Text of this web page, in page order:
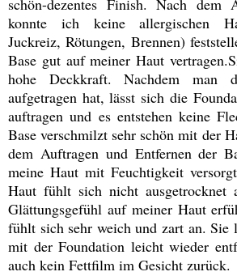
schön-dezentes Finish. Nach dem
konnte ich keine allergischen
Juckreiz, Rötungen, Brennen)
Base gut auf meiner Haut
hohe Deckkraft. Nachdem man
aufgetragen hat, lässt sich die
auftragen und es entstehen keine
Base verschmilzt sehr schön mit der
dem Auftragen und Entfernen der
meine Haut mit Feuchtigkeit
Haut fühlt sich nicht
Glättungsgefühl auf meiner Haut
fühlt sich sehr weich und zart an. Sie
mit der Foundation leicht wieder
auch kein Fettfilm im Gesicht zurück.